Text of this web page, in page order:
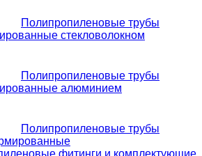
Полипропиленовые трубы
стекловолокном
Полипропиленовые трубы
алюминием
Полипропиленовые трубы
фитинги и комплектующие